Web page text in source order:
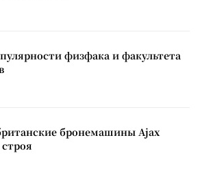
физфака и факультета
бронемашины Ajax